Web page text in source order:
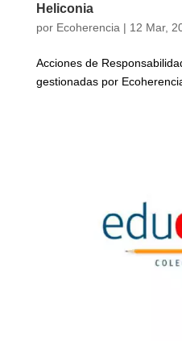
Heliconia
por Ecoherencia | 12 Mar,
Acciones de
gestionadas por